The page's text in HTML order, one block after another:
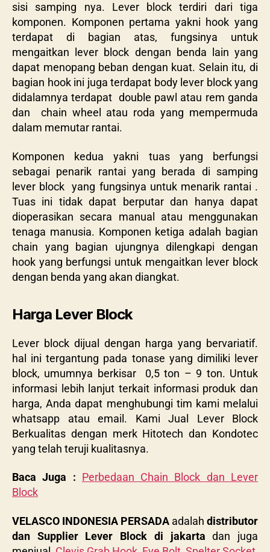
sisi samping nya. Lever block terdiri dari tiga
komponen. Komponen pertama yakni hook yang
terdapat di bagian atas, fungsinya untuk
mengaitkan lever block dengan benda lain yang
dapat menopang beban dengan kuat. Selain itu, di
bagian hook ini juga terdapat body lever block yang
didalamnya terdapat double pawl atau rem ganda
dan chain wheel atau roda yang mempermuda
dalam memutar rantai.
Komponen kedua yakni tuas yang berfungsi
sebagai penarik rantai yang berada di samping
lever block yang fungsinya untuk menarik rantai .
Tuas ini tidak dapat berputar dan hanya dapat
dioperasikan secara manual atau menggunakan
tenaga manusia. Komponen ketiga adalah bagian
chain yang bagian ujungnya dilengkapi dengan
hook yang berfungsi untuk mengaitkan lever block
dengan benda yang akan diangkat.
Harga Lever Block
Lever block dijual dengan harga yang bervariatif.
hal ini tergantung pada tonase yang dimiliki lever
block, umumnya berkisar 0,5 ton – 9 ton. Untuk
informasi lebih lanjut terkait informasi produk dan
harga, Anda dapat menghubungi tim kami melalui
whatsapp atau email. Kami Jual Lever Block
Berkualitas dengan merk Hitotech dan Kondotec
yang telah teruji kualitasnya.
Baca Juga : Perbedaan Chain Block dan Lever
Block
VELASCO INDONESIA PERSADA adalah distributor
dan Supplier Lever Block di jakarta dan juga